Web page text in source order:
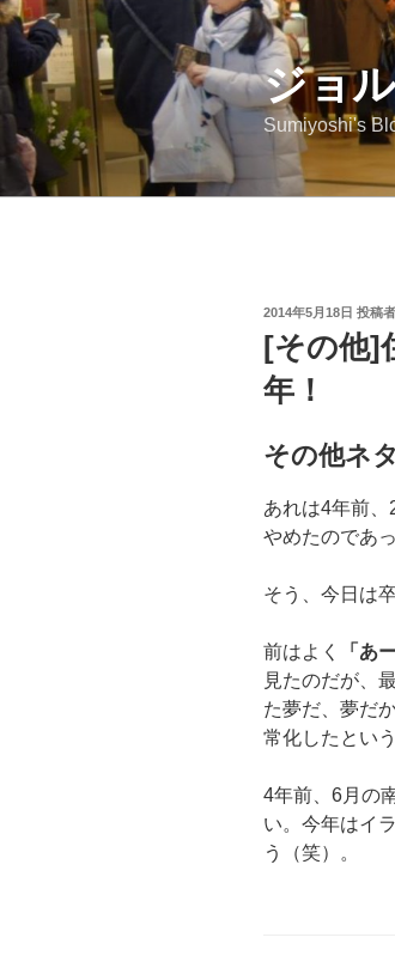
コ
ツ
へ
ジョ
Sumiyoshi's
投
日:
2014年5月18日 投稿
[その他]
年！
その他ネタ
あれは4年前
やめたのであっ
そう、今日は
前はよく 「あ
見たのだが、
た夢だ、夢だ
常化したとい
4年前、6月の
い。今年はイ
う（笑）。